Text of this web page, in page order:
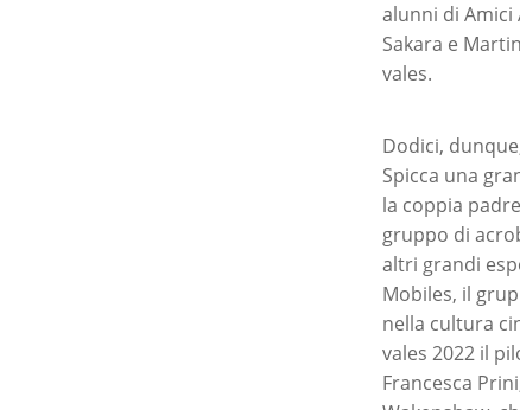
alunni di Amici
Sakara e
vales.
Dodici,
Spicca una
la coppia
gruppo di
altri grandi
Mobiles, il
nella cultura
vales 2022 il
Francesca